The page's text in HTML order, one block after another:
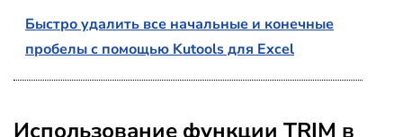
Быстро удалить все начальные и конечные
пробелы с помощью Kutools для Excel
Использование функции TRIM в